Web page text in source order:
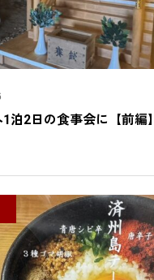
泊2日の食事会に【前編】